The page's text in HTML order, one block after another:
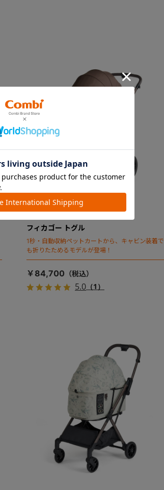
フィカゴー トグル
1秒・自動収納ペットカートから、キャビン装着で
も折りたためるモデルが登場！
￥84,700
5.0（1）